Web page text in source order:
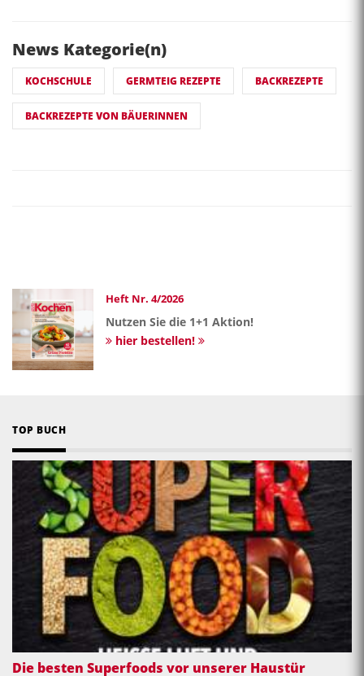
News Kategorie(n)
KOCHSCHULE GERMTEIG REZEPTE BACKREZEPTE
BACKREZEPTE VON BÄUERINNEN
Heft Nr. 4/2026
Nutzen Sie die 1+1 Aktion!
hier bestellen!
TOP BUCH
Die besten Superfoods vor unserer Haustür